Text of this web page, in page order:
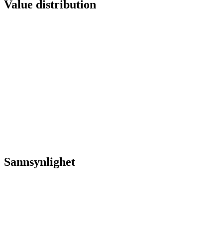
Value distribution
Sannsynlighet